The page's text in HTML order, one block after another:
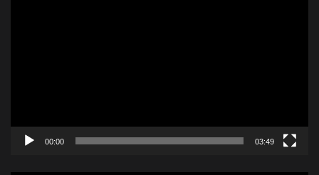
00:00 03:49